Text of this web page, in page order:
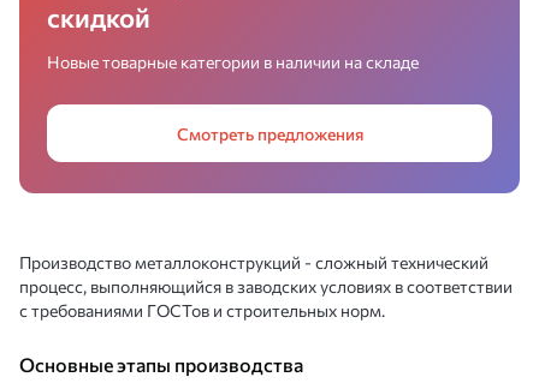
скидкой
Новые товарные категории в наличии на складе
Смотреть предложения
Производство металлоконструкций - сложный технический
процесс, выполняющийся в заводских условиях в соответствии
с требованиями ГОСТов и строительных норм.
Основные этапы производства